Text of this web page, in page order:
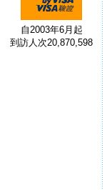
自2003年6月起
到訪人次20,870,598